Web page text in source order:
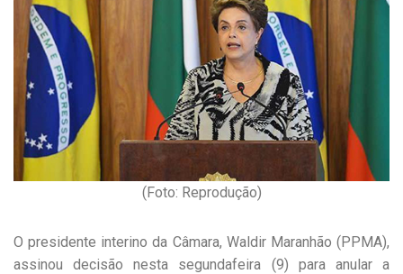
(Foto: Reprodução)
O presidente interino da Câmara, Waldir Maranhão (PP­MA),
assinou decisão nesta segunda­feira (9) para anular a